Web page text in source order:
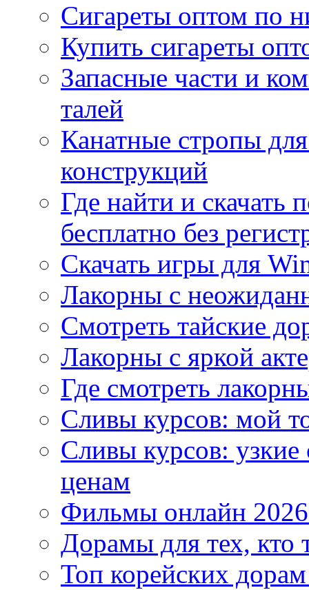
Сигареты оптом по
Купить сигареты
Запасные части и
талей
Канатные стропы
конструкций
Где найти и
бесплатно без
Скачать игры для
Лакорны с
Смотреть тайские
Лакорны с яркой
Где смотреть
Сливы курсов: мой
Сливы курсов:
ценам
Фильмы онлайн
Дорамы для тех, кто
Топ корейских